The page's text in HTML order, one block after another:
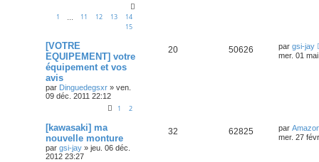
1 11 12 13
14
15
[VOTRE
EQUIPEMENT] votre
équipement et vos
avis
par Dinguedegsxr » ven.
09 déc. 2011 22:12
1 2
20 50626 par gsi-jay
mer. 01
[kawasaki] ma
nouvelle monture
par gsi-jay » jeu. 06 déc.
2012 23:27
32 62825 par
mer. 27